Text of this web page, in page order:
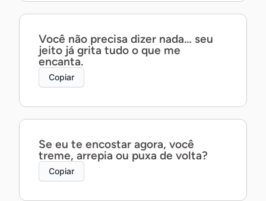
Você não precisa dizer nada… seu
jeito já grita tudo o que me
encanta.
Copiar
Se eu te encostar agora, você
treme, arrepia ou puxa de volta?
Copiar